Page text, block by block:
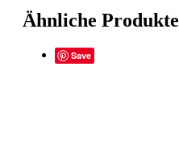
Ähnliche Produkte
Save